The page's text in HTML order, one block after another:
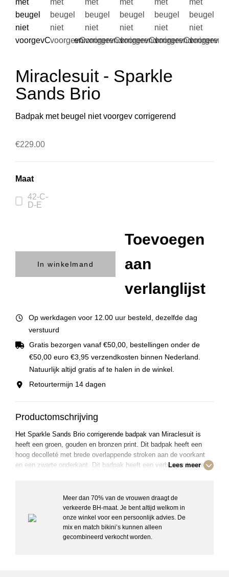
Miraclesuit - Sparkle
Sands Brio
Badpak met beugel niet voorgev corrigerend
€229.00
Maat
42-C-
D-E
In winkelmand
Toevoegen
aan
verlanglijst
Op werkdagen voor 12.00 uur besteld, dezelfde dag
verstuurd
Gratis bezorgen vanaf €50,00, bestellingen onder de
€50,00 euro €3,95 verzendkosten binnen Nederland.
Natuurlijk altijd gratis af te halen in de winkel.
Retourtermijn 14 dagen
Productomschrijving
Het Sparkle Sands Brio corrigerende badpak van Miraclesuit is
heeft een groen, gouden en bronzen print. Dit badpak heeft een
hoog decolleté met brede overlappende stroken aan de voorkant
en een zwarte onderkant. Dit badpak heeft een verborgen beugel.
Miratex slankt het 3 keer zoveel af dan een ander badpak en het
verstevigt zonder je te beperken in je beweging. De Miratex neemt
de eerste 15 minuten 50% minder water op waardoor het droger
blijft en de chloorweerstand is hoog door de combinatie met extra
lycra. Hierdoor is het badpak ook duurzaam. De stof is gedrapeerd
Lees meer
Meer dan 70% van de vrouwen draagt de
verkeerde BH-maat. Je bent altijd welkom in
onze winkel voor een persoonlijk advies. De
mix en match bikini’s kunnen alleen
gecombineerd verkocht worden.